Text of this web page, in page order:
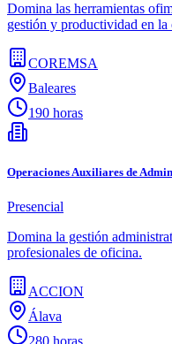
Domina las herramientas
gestión y productividad en la
COREMSA
Baleares
190 horas
Operaciones Auxiliares de
Presencial
Domina la gestión
profesionales de oficina.
ACCION
Álava